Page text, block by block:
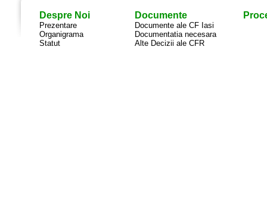
Despre Noi
Prezentare
Organigrama
Statut
Documente
Documente ale CF Iasi
Documentatia necesara
Alte Decizii ale CFR